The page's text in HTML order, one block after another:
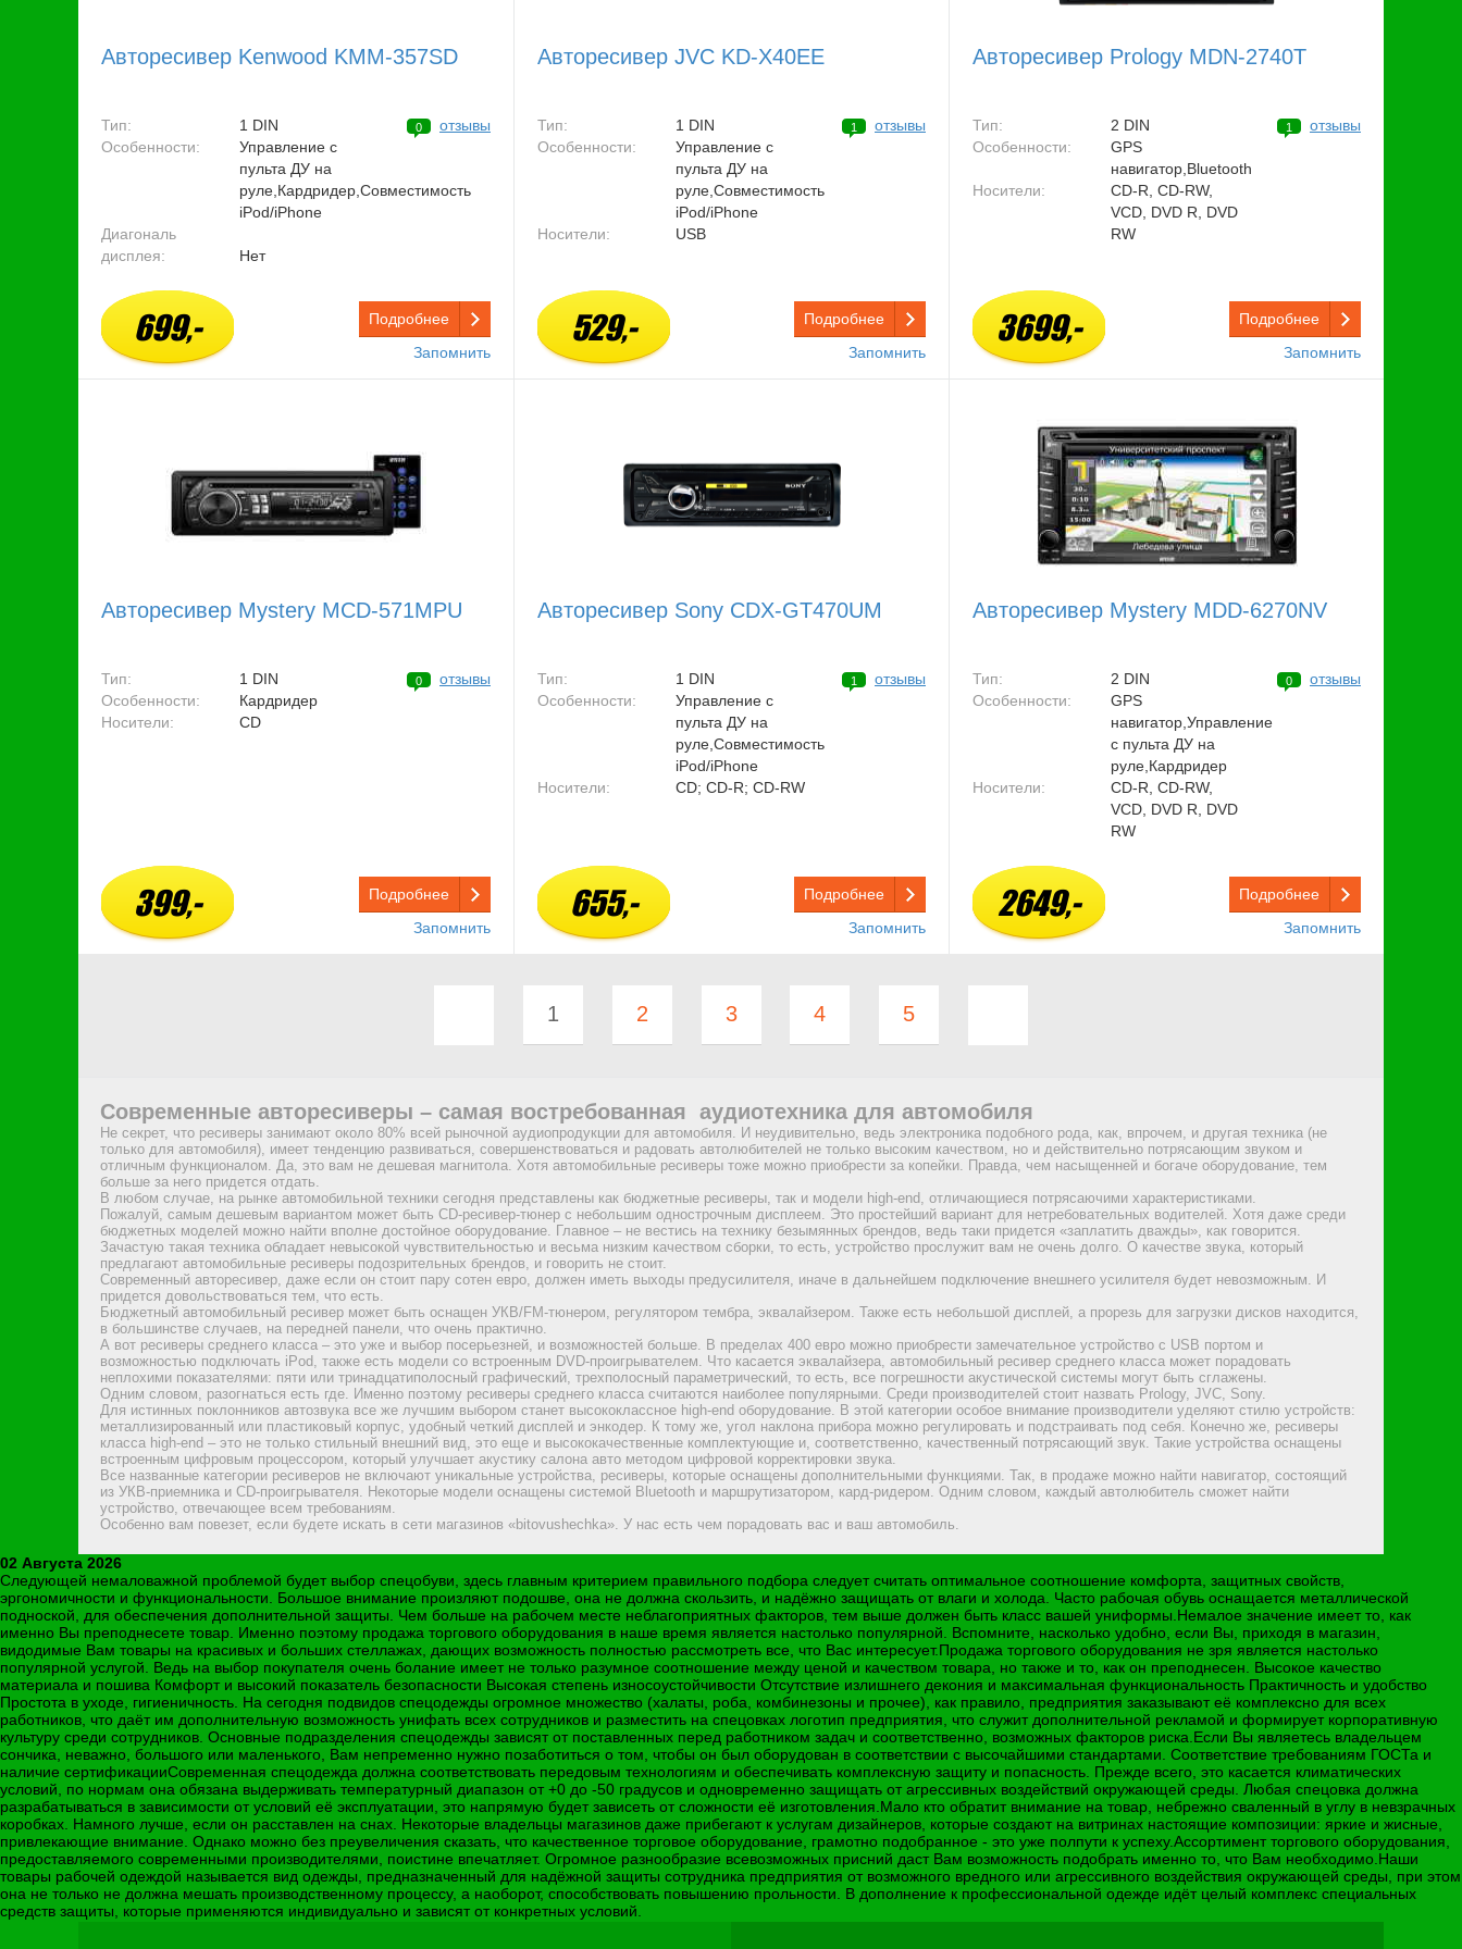
Авторесивер Kenwood KMM-357SD
Тип:
1 DIN
Особенности:
Управление с
пульта ДУ на
руле,Кардридер,Совместимость
iPod/iPhone
Диагональ
дисплея:
Нет
0 отзывы
699,-
Подробнее
Запомнить
Авторесивер JVC KD-X40EE
Тип:
1 DIN
Особенности:
Управление с
пульта ДУ на
руле,Совместимость
iPod/iPhone
Носители:
USB
1 отзывы
529,-
Подробнее
Запомнить
Авторесивер Prology MDN-2740T
Тип:
2 DIN
Особенности:
GPS
навигатор,Bluetooth
Носители:
CD-R, CD-RW,
VCD, DVD R, DVD
RW
1 отзывы
3699,-
Подробнее
Запомнить
Авторесивер Mystery MCD-571MPU
Тип:
1 DIN
Особенности:
Кардридер
Носители:
CD
0 отзывы
399,-
Подробнее
Запомнить
Авторесивер Sony CDX-GT470UM
Тип:
1 DIN
Особенности:
Управление с
пульта ДУ на
руле,Совместимость
iPod/iPhone
Носители:
CD; CD-R; CD-RW
1 отзывы
655,-
Подробнее
Запомнить
Авторесивер Mystery MDD-6270NV
Тип:
2 DIN
Особенности:
GPS
навигатор,Управление
с пульта ДУ на
руле,Кардридер
Носители:
CD-R, CD-RW,
VCD, DVD R, DVD
RW
0 отзывы
2649,-
Подробнее
Запомнить
1 2 3 4 5
→
Современные авторесиверы – самая востребованная аудиотехника для автомобиля
Не секрет, что ресиверы занимают около 80% всей рыночной аудиопродукции для автомобиля. И неудивительно, ведь электроника подобного рода, как, впрочем, и другая техника (не
только для автомобиля), имеет тенденцию развиваться, совершенствоваться и радовать автолюбителей не только высоким качеством, но и действительно потрясающим звуком и
отличным функционалом. Да, это вам не дешевая магнитола. Хотя автомобильные ресиверы тоже можно приобрести за копейки. Правда, чем насыщенней и богаче оборудование, тем
больше за него придется отдать.
В любом случае, на рынке автомобильной техники сегодня представлены как бюджетные ресиверы, так и модели high-end, отличающиеся потрясаючими характеристиками.
Пожалуй, самым дешевым вариантом может быть CD-ресивер-тюнер с небольшим однострочным дисплеем. Это простейший вариант для нетребовательных водителей. Хотя даже среди
бюджетных моделей можно найти вполне достойное оборудование. Главное – не вестись на технику безымянных брендов, ведь таки придется «заплатить дважды», как говорится.
Зачастую такая техника обладает невысокой чувствительностью и весьма низким качеством сборки, то есть, устройство прослужит вам не очень долго. О качестве звука, который
предлагают автомобильные ресиверы подозрительных брендов, и говорить не стоит.
Современный авторесивер, даже если он стоит пару сотен евро, должен иметь выходы предусилителя, иначе в дальнейшем подключение внешнего усилителя будет невозможным. И
придется довольствоваться тем, что есть.
Бюджетный автомобильный ресивер может быть оснащен УКВ/FM-тюнером, регулятором тембра, эквалайзером. Также есть небольшой дисплей, а прорезь для загрузки дисков находится,
в большинстве случаев, на передней панели, что очень практично.
А вот ресиверы среднего класса – это уже и выбор посерьезней, и возможностей больше. В пределах 400 евро можно приобрести замечательное устройство с USB портом и
возможностью подключать iPod, также есть модели со встроенным DVD-проигрывателем. Что касается эквалайзера, автомобильный ресивер среднего класса может порадовать
неплохими показателями: пяти или тринадцатиполосный графический, трехполосный параметрический, то есть, все погрешности акустической системы могут быть сглажены.
Одним словом, разогнаться есть где. Именно поэтому ресиверы среднего класса считаются наиболее популярными. Среди производителей стоит назвать Prology, JVC, Sony.
Для истинных поклонников автозвука все же лучшим выбором станет высококлассное high-end оборудование. В этой категории особое внимание производители уделяют стилю устройств:
металлизированный или пластиковый корпус, удобный четкий дисплей и энкодер. К тому же, угол наклона прибора можно регулировать и подстраивать под себя. Конечно же, ресиверы
класса high-end – это не только стильный внешний вид, это еще и высококачественные комплектующие и, соответственно, качественный потрясающий звук. Такие устройства оснащены
встроенным цифровым процессором, который улучшает акустику салона авто методом цифровой корректировки звука.
Все названные категории ресиверов не включают уникальные устройства, ресиверы, которые оснащены дополнительными функциями. Так, в продаже можно найти навигатор, состоящий
из УКВ-приемника и CD-проигрывателя. Некоторые модели оснащены системой Bluetooth и маршрутизатором, кард-ридером. Одним словом, каждый автолюбитель сможет найти
устройство, отвечающее всем требованиям.
Особенно вам повезет, если будете искать в сети магазинов «bitovushechka». У нас есть чем порадовать вас и ваш автомобиль.
02 Августа 2026
Следующей немаловажной проблемой будет выбор спецобуви, здесь главным критерием правильного подбора следует считать оптимальное соотношение комфорта, защитных свойств,
эргономичности и функциональности. Большое внимание произляют подошве, она не должна скользить, и надёжно защищать от влаги и холода. Часто рабочая обувь оснащается металлической
подноской, для обеспечения дополнительной защиты. Чем больше на рабочем месте неблагоприятных факторов, тем выше должен быть класс вашей униформы.Немалое значение имеет то, как
именно Вы преподнесете товар. Именно поэтому продажа торгового оборудования в наше время является настолько популярной. Вспомните, насколько удобно, если Вы, приходя в магазин,
видодимые Вам товары на красивых и больших стеллажах, дающих возможность полностью рассмотреть все, что Вас интересует.Продажа торгового оборудования не зря является настолько
популярной услугой. Ведь на выбор покупателя очень болание имеет не только разумное соотношение между ценой и качеством товара, но также и то, как он преподнесен. Высокое качество
материала и пошива Комфорт и высокий показатель безопасности Высокая степень износоустойчивости Отсутствие излишнего декония и максимальная функциональность Практичность и удобство
Простота в уходе, гигиеничность. На сегодня подвидов спецодежды огромное множество (халаты, роба, комбинезоны и прочее), как правило, предприятия заказывают её комплексно для всех
работников, что даёт им дополнительную возможность унифать всех сотрудников и разместить на спецовках логотип предприятия, что служит дополнительной рекламой и формирует корпоративную
культуру среди сотрудников. Основные подразделения спецодежды зависят от поставленных перед работником задач и соответственно, возможных факторов риска.Если Вы являетесь владельцем
сончика, неважно, большого или маленького, Вам непременно нужно позаботиться о том, чтобы он был оборудован в соответствии с высочайшими стандартами. Соответствие требованиям ГОСТа и
наличие сертификацииСовременная спецодежда должна соответствовать передовым технологиям и обеспечивать комплексную защиту и попасность. Прежде всего, это касается климатических
условий, по нормам она обязана выдерживать температурный диапазон от +0 до -50 градусов и одновременно защищать от агрессивных воздействий окружающей среды. Любая спецовка должна
разрабатываться в зависимости от условий её эксплуатации, это напрямую будет зависеть от сложности её изготовления.Мало кто обратит внимание на товар, небрежно сваленный в углу в невзрачных
коробках. Намного лучше, если он расставлен на снах. Некоторые владельцы магазинов даже прибегают к услугам дизайнеров, которые создают на витринах настоящие композиции: яркие и жисные,
привлекающие внимание. Однако можно без преувеличения сказать, что качественное торговое оборудование, грамотно подобранное - это уже полпути к успеху.Ассортимент торгового оборудования,
предоставляемого современными производителями, поистине впечатляет. Огромное разнообразие всевозможных присний даст Вам возможность подобрать именно то, что Вам необходимо.Наши
товары рабочей одеждой называется вид одежды, предназначенный для надёжной защиты сотрудника предприятия от возможного вредного или агрессивного воздействия окружающей среды, при этом
она не только не должна мешать производственному процессу, а наоборот, способствовать повышению прольности. В дополнение к профессиональной одежде идёт целый комплекс специальных
средств защиты, которые применяются индивидуально и зависят от конкретных условий.